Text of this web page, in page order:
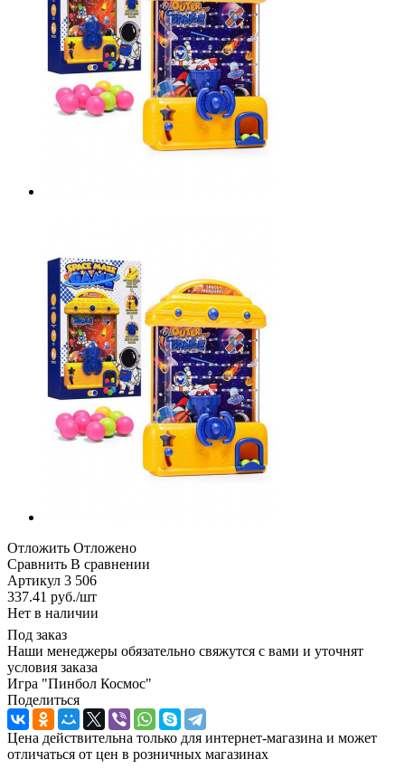
Отложить Отложено
Сравнить В сравнении
Артикул 3 506
337.41 руб./шт
Нет в наличии
Под заказ
Наши менеджеры обязательно свяжутся с вами и уточнят
условия заказа
Игра "Пинбол Космос"
Поделиться
Цена действительна только для интернет-магазина и может
отличаться от цен в розничных магазинах